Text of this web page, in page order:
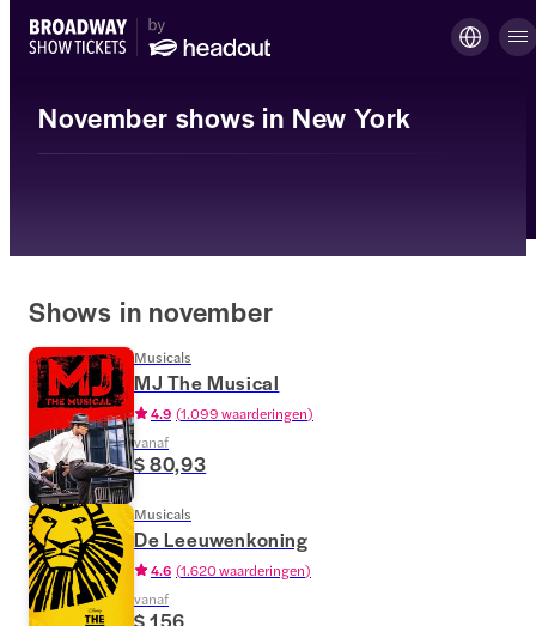
November shows in New York
Shows in november
Musicals
MJ The Musical
4.9 (1.099 waarderingen)
vanaf
$ 80,93
Musicals
De Leeuwenkoning
4.6 (1.620 waarderingen)
vanaf
$ 156